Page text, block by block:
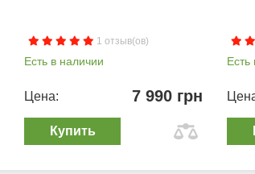
1 отзыв(ов)
Есть в наличии
Цена: 7 990 грн
Купить
Есть